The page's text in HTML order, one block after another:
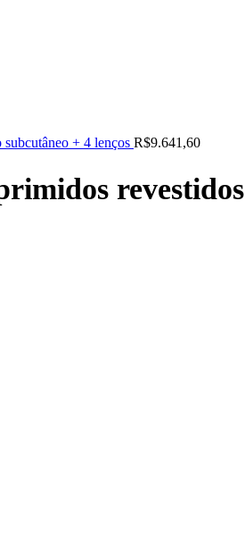
+ 4 lenços R$9.641,60
revestidos